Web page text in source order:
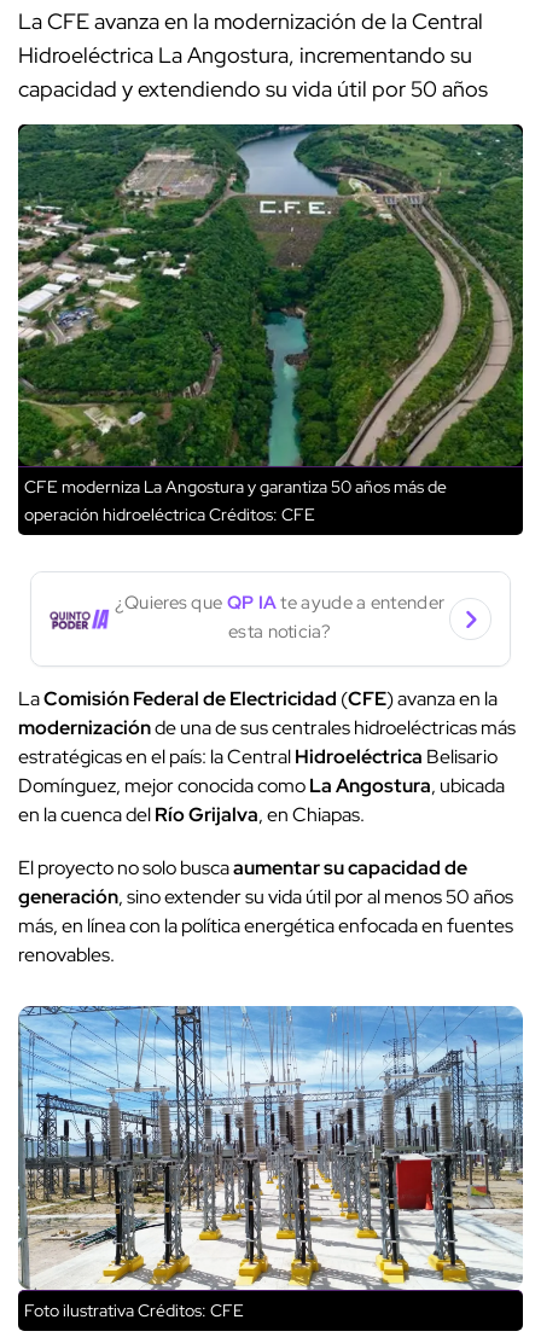
La CFE avanza en la modernización de la Central
Hidroeléctrica La Angostura, incrementando su
capacidad y extendiendo su vida útil por 50 años
CFE moderniza La Angostura y garantiza 50 años más de
operación hidroeléctricaCréditos: CFE
¿Quieres que QP IAte ayude a entender
esta noticia?
LaComisión Federal de Electricidad (CFE) avanza en la
modernizaciónde una de sus centrales hidroeléctricas más
estratégicas en el país: la CentralHidroeléctrica Belisario
Domínguez, mejor conocida comoLa Angostura, ubicada
en la cuenca delRío Grijalva, en Chiapas.
El proyecto no solo buscaaumentar su capacidad de
generación, sino extender su vida útil por al menos 50 años
más, en línea con la política energética enfocada en fuentes
renovables.
Foto ilustrativaCréditos: CFE